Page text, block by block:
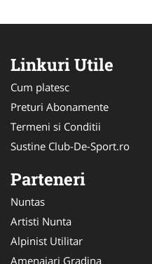
Linkuri Utile
Cum platesc
Preturi Abonamente
Termeni si Conditii
Sustine Club-De-Sport.ro
Parteneri
Nuntas
Artisti Nunta
Alpinist Utilitar
Amenajari Gradina